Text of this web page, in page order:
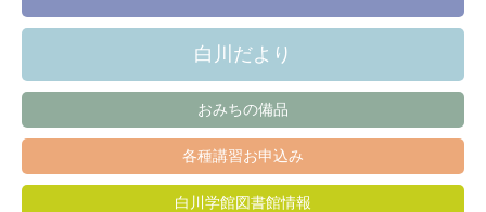
白川だより
おみちの備品
各種講習お申込み
白川学館図書館情報